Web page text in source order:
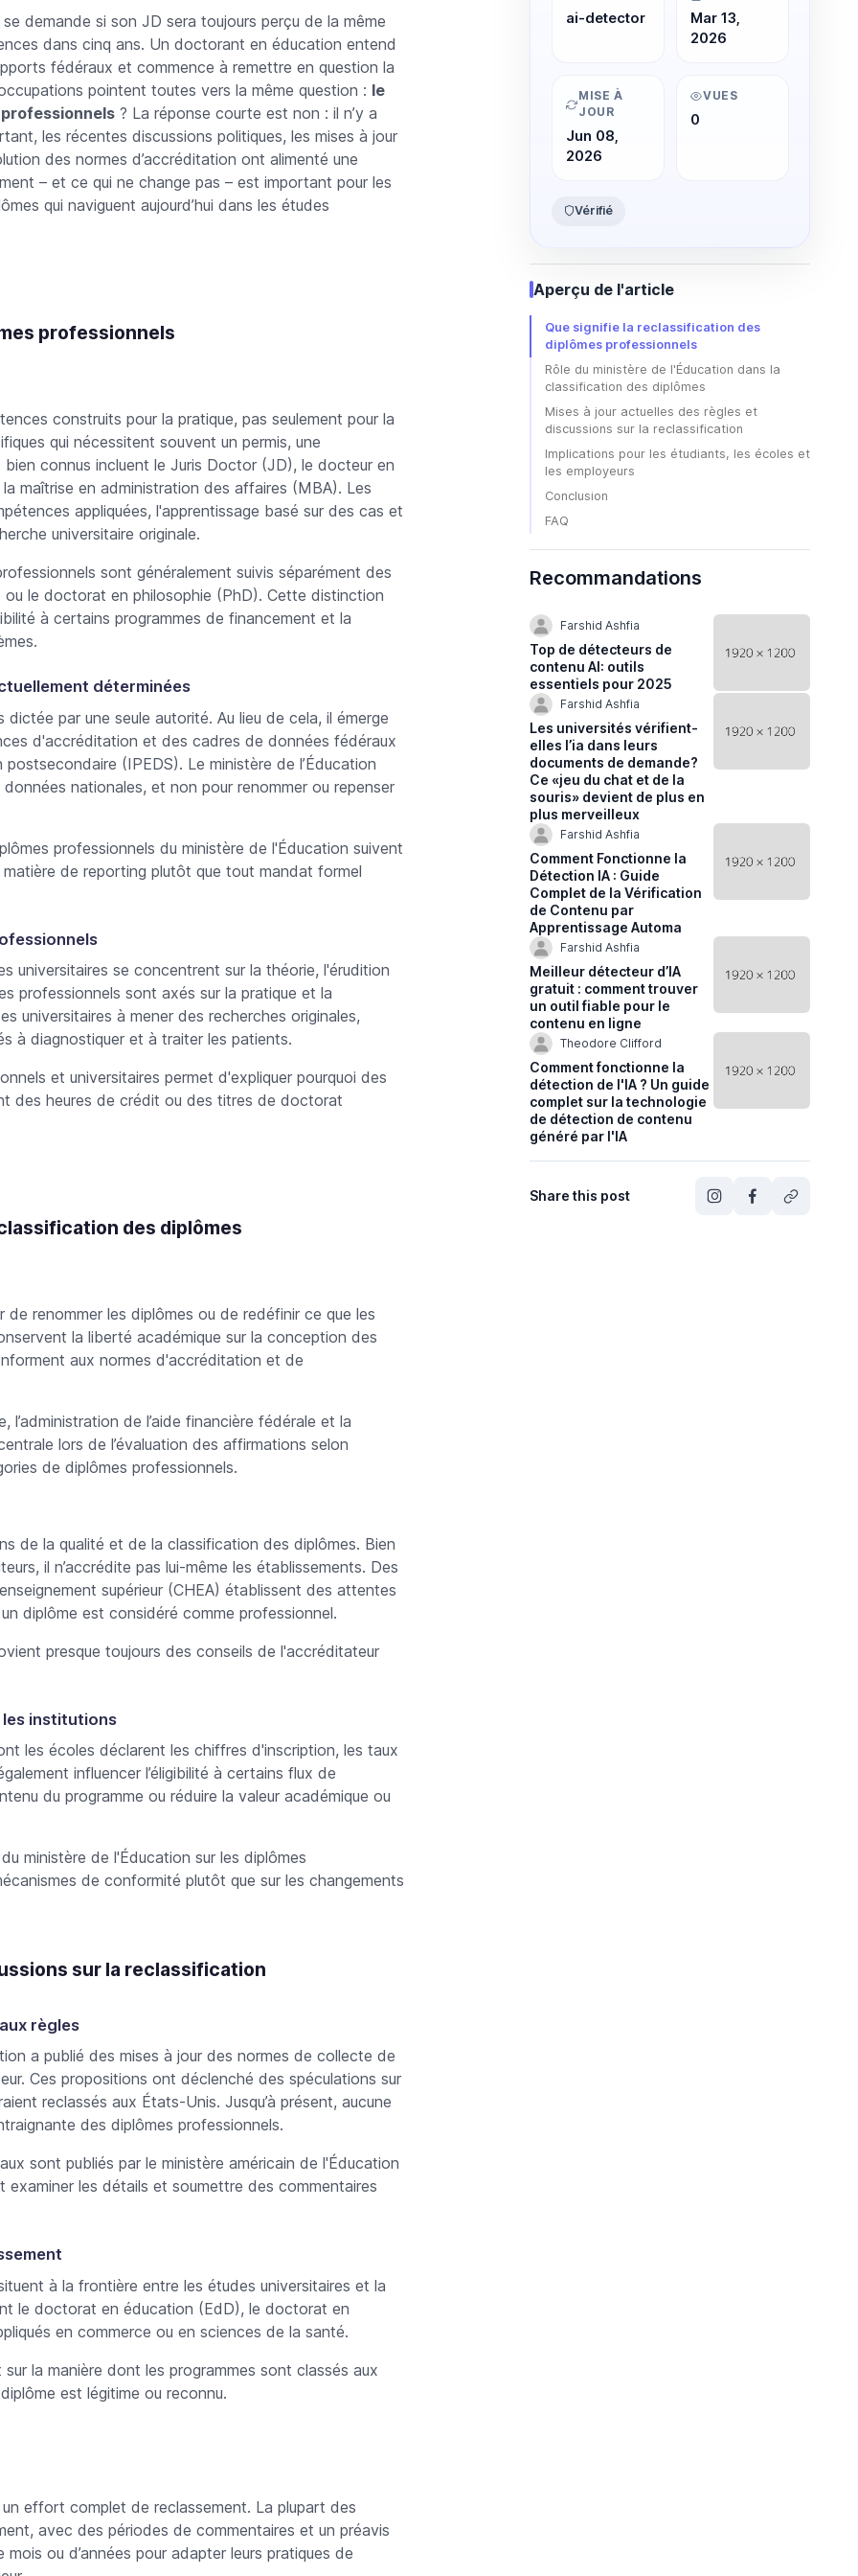
demande si son JD sera toujours perçu de la même
dans cinq ans. Un doctorant en éducation entend
fédéraux et commence à remettre en question la
pointent toutes vers la même question : le
? La réponse courte est non : il n’y a
les récentes discussions politiques, les mises à jour
des normes d’accréditation ont alimenté une
– ​​et ce qui ne change pas – est important pour les
qui naviguent aujourd’hui dans les études
professionnels
construits pour la pratique, pas seulement pour la
qui nécessitent souvent un permis, une
connus incluent le Juris Doctor (JD), le docteur en
maîtrise en administration des affaires (MBA). Les
appliquées, l'apprentissage basé sur des cas et
universitaire originale.
sont généralement suivis séparément des
le doctorat en philosophie (PhD). Cette distinction
à certains programmes de financement et la
déterminées
par une seule autorité. Au lieu de cela, il émerge
d'accréditation et des cadres de données fédéraux
(IPEDS). Le ministère de l’Éducation
nationales, et non pour renommer ou repenser
professionnels du ministère de l'Éducation suivent
de reporting plutôt que tout mandat formel
universitaires se concentrent sur la théorie, l'érudition
professionnels sont axés sur la pratique et la
universitaires à mener des recherches originales,
à diagnostiquer et à traiter les patients.
et universitaires permet d'expliquer pourquoi des
des heures de crédit ou des titres de doctorat
des diplômes
de renommer les diplômes ou de redéfinir ce que les
la liberté académique sur la conception des
aux normes d'accréditation et de
l’administration de l’aide financière fédérale et la
lors de l’évaluation des affirmations selon
de diplômes professionnels.
de la qualité et de la classification des diplômes. Bien
il n’accrédite pas lui-même les établissements. Des
supérieur (CHEA) établissent des attentes
diplôme est considéré comme professionnel.
presque toujours des conseils de l'accréditateur
institutions
les écoles déclarent les chiffres d'inscription, les taux
influencer l’éligibilité à certains flux de
du programme ou réduire la valeur académique ou
ministère de l'Éducation sur les diplômes
de conformité plutôt que sur les changements
sur la reclassification
règles
a publié des mises à jour des normes de collecte de
Ces propositions ont déclenché des spéculations sur
reclassés aux États-Unis. Jusqu’à présent, aucune
des diplômes professionnels.
sont publiés par le ministère américain de l'Éducation
les détails et soumettre des commentaires
à la frontière entre les études universitaires et la
le doctorat en éducation (EdD), le doctorat en
en commerce ou en sciences de la santé.
la manière dont les programmes sont classés aux
est légitime ou reconnu.
effort complet de reclassement. La plupart des
avec des périodes de commentaires et un préavis
ou d’années pour adapter leurs pratiques de
ai-detector
Mar 13,
2026
MISE À
JOUR
Jun 08,
2026
VUES
0
Vérifié
Aperçu de l'article
Que signifie la reclassification des
diplômes professionnels
Rôle du ministère de l'Éducation dans la
classification des diplômes
Mises à jour actuelles des règles et
discussions sur la reclassification
Implications pour les étudiants, les écoles et
les employeurs
Conclusion
FAQ
Recommandations
Farshid Ashfia
Top de détecteurs de
contenu AI: outils
essentiels pour 2025
Farshid Ashfia
Les universités vérifient-
elles l’ia dans leurs
documents de demande?
Ce «jeu du chat et de la
souris» devient de plus en
plus merveilleux
Farshid Ashfia
Comment Fonctionne la
Détection IA : Guide
Complet de la Vérification
de Contenu par
Apprentissage Automa
Farshid Ashfia
Meilleur détecteur d’IA
gratuit : comment trouver
un outil fiable pour le
contenu en ligne
Theodore Clifford
Comment fonctionne la
détection de l'IA ? Un guide
complet sur la technologie
de détection de contenu
généré par l'IA
Share this post